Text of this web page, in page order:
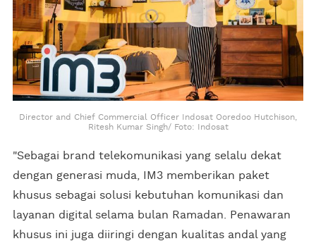
Director and Chief Commercial Officer Indosat Ooredoo Hutchison,
Ritesh Kumar Singh/ Foto: Indosat
"Sebagai brand telekomunikasi yang selalu dekat
dengan generasi muda, IM3 memberikan paket
khusus sebagai solusi kebutuhan komunikasi dan
layanan digital selama bulan Ramadan. Penawaran
khusus ini juga diiringi dengan kualitas andal yang